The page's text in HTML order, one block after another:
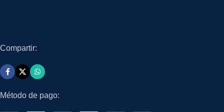
Compartir:
Método de pago: